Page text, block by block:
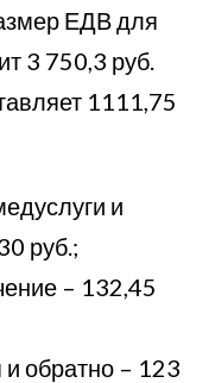
ЕДВ для
3 750,3 руб.
1111,75
и
руб.;
– 132,45
обратно – 123